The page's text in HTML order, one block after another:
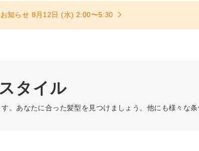
知らせ 8月12日 (水) 2:00〜5:30
タイル
あなたに合った髪型を見つけましょう。他にも様々な条